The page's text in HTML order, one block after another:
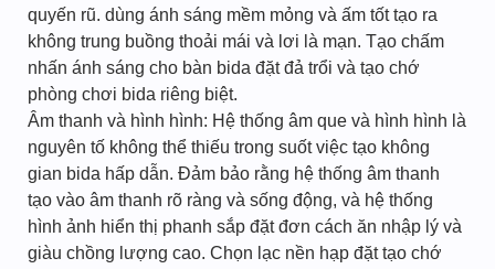
quyến rũ. dùng ánh sáng mềm mỏng và ấm tốt tạo ra
không trung buồng thoải mái và lơi là mạn. Tạo chấm
nhấn ánh sáng cho bàn bida đặt đả trổi và tạo chớ
phòng chơi bida riêng biệt.
Âm thanh và hình hình: Hệ thống âm que và hình hình là
nguyên tố không thể thiếu trong suốt việc tạo không
gian bida hấp dẫn. Đảm bảo rằng hệ thống âm thanh
tạo vào âm thanh rõ ràng và sống động, và hệ thống
hình ảnh hiển thị phanh sắp đặt đơn cách ăn nhập lý và
giàu chồng lượng cao. Chọn lạc nền hạp đặt tạo chớ